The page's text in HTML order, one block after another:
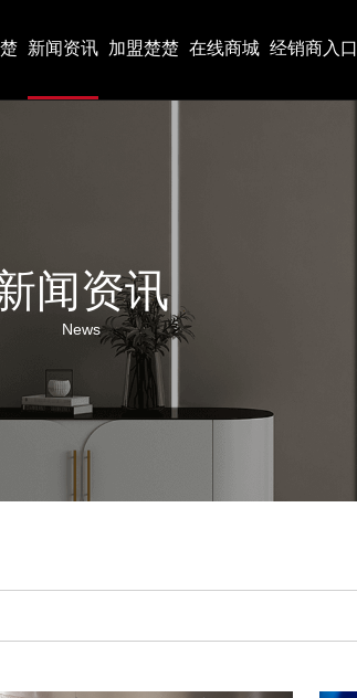
新闻资讯 加盟楚楚 在线商城 经销商入口
闻资讯
News